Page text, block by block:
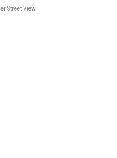
Street View